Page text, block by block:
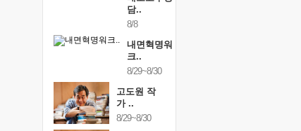
담..
8/8
내면혁명워
크..
8/29~8/30
고도원 작
가 ..
8/29~8/30